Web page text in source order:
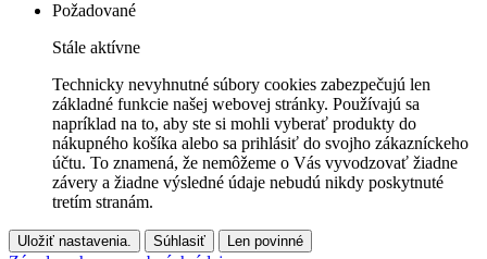
Požadované
Stále aktívne
Technicky nevyhnutné súbory cookies zabezpečujú len
základné funkcie našej webovej stránky. Používajú sa
napríklad na to, aby ste si mohli vyberať produkty do
nákupného košíka alebo sa prihlásiť do svojho zákazníckeho
účtu. To znamená, že nemôžeme o Vás vyvodzovať žiadne
závery a žiadne výsledné údaje nebudú nikdy poskytnuté
tretím stranám.
Uložiť nastavenia. Súhlasiť Len povinné